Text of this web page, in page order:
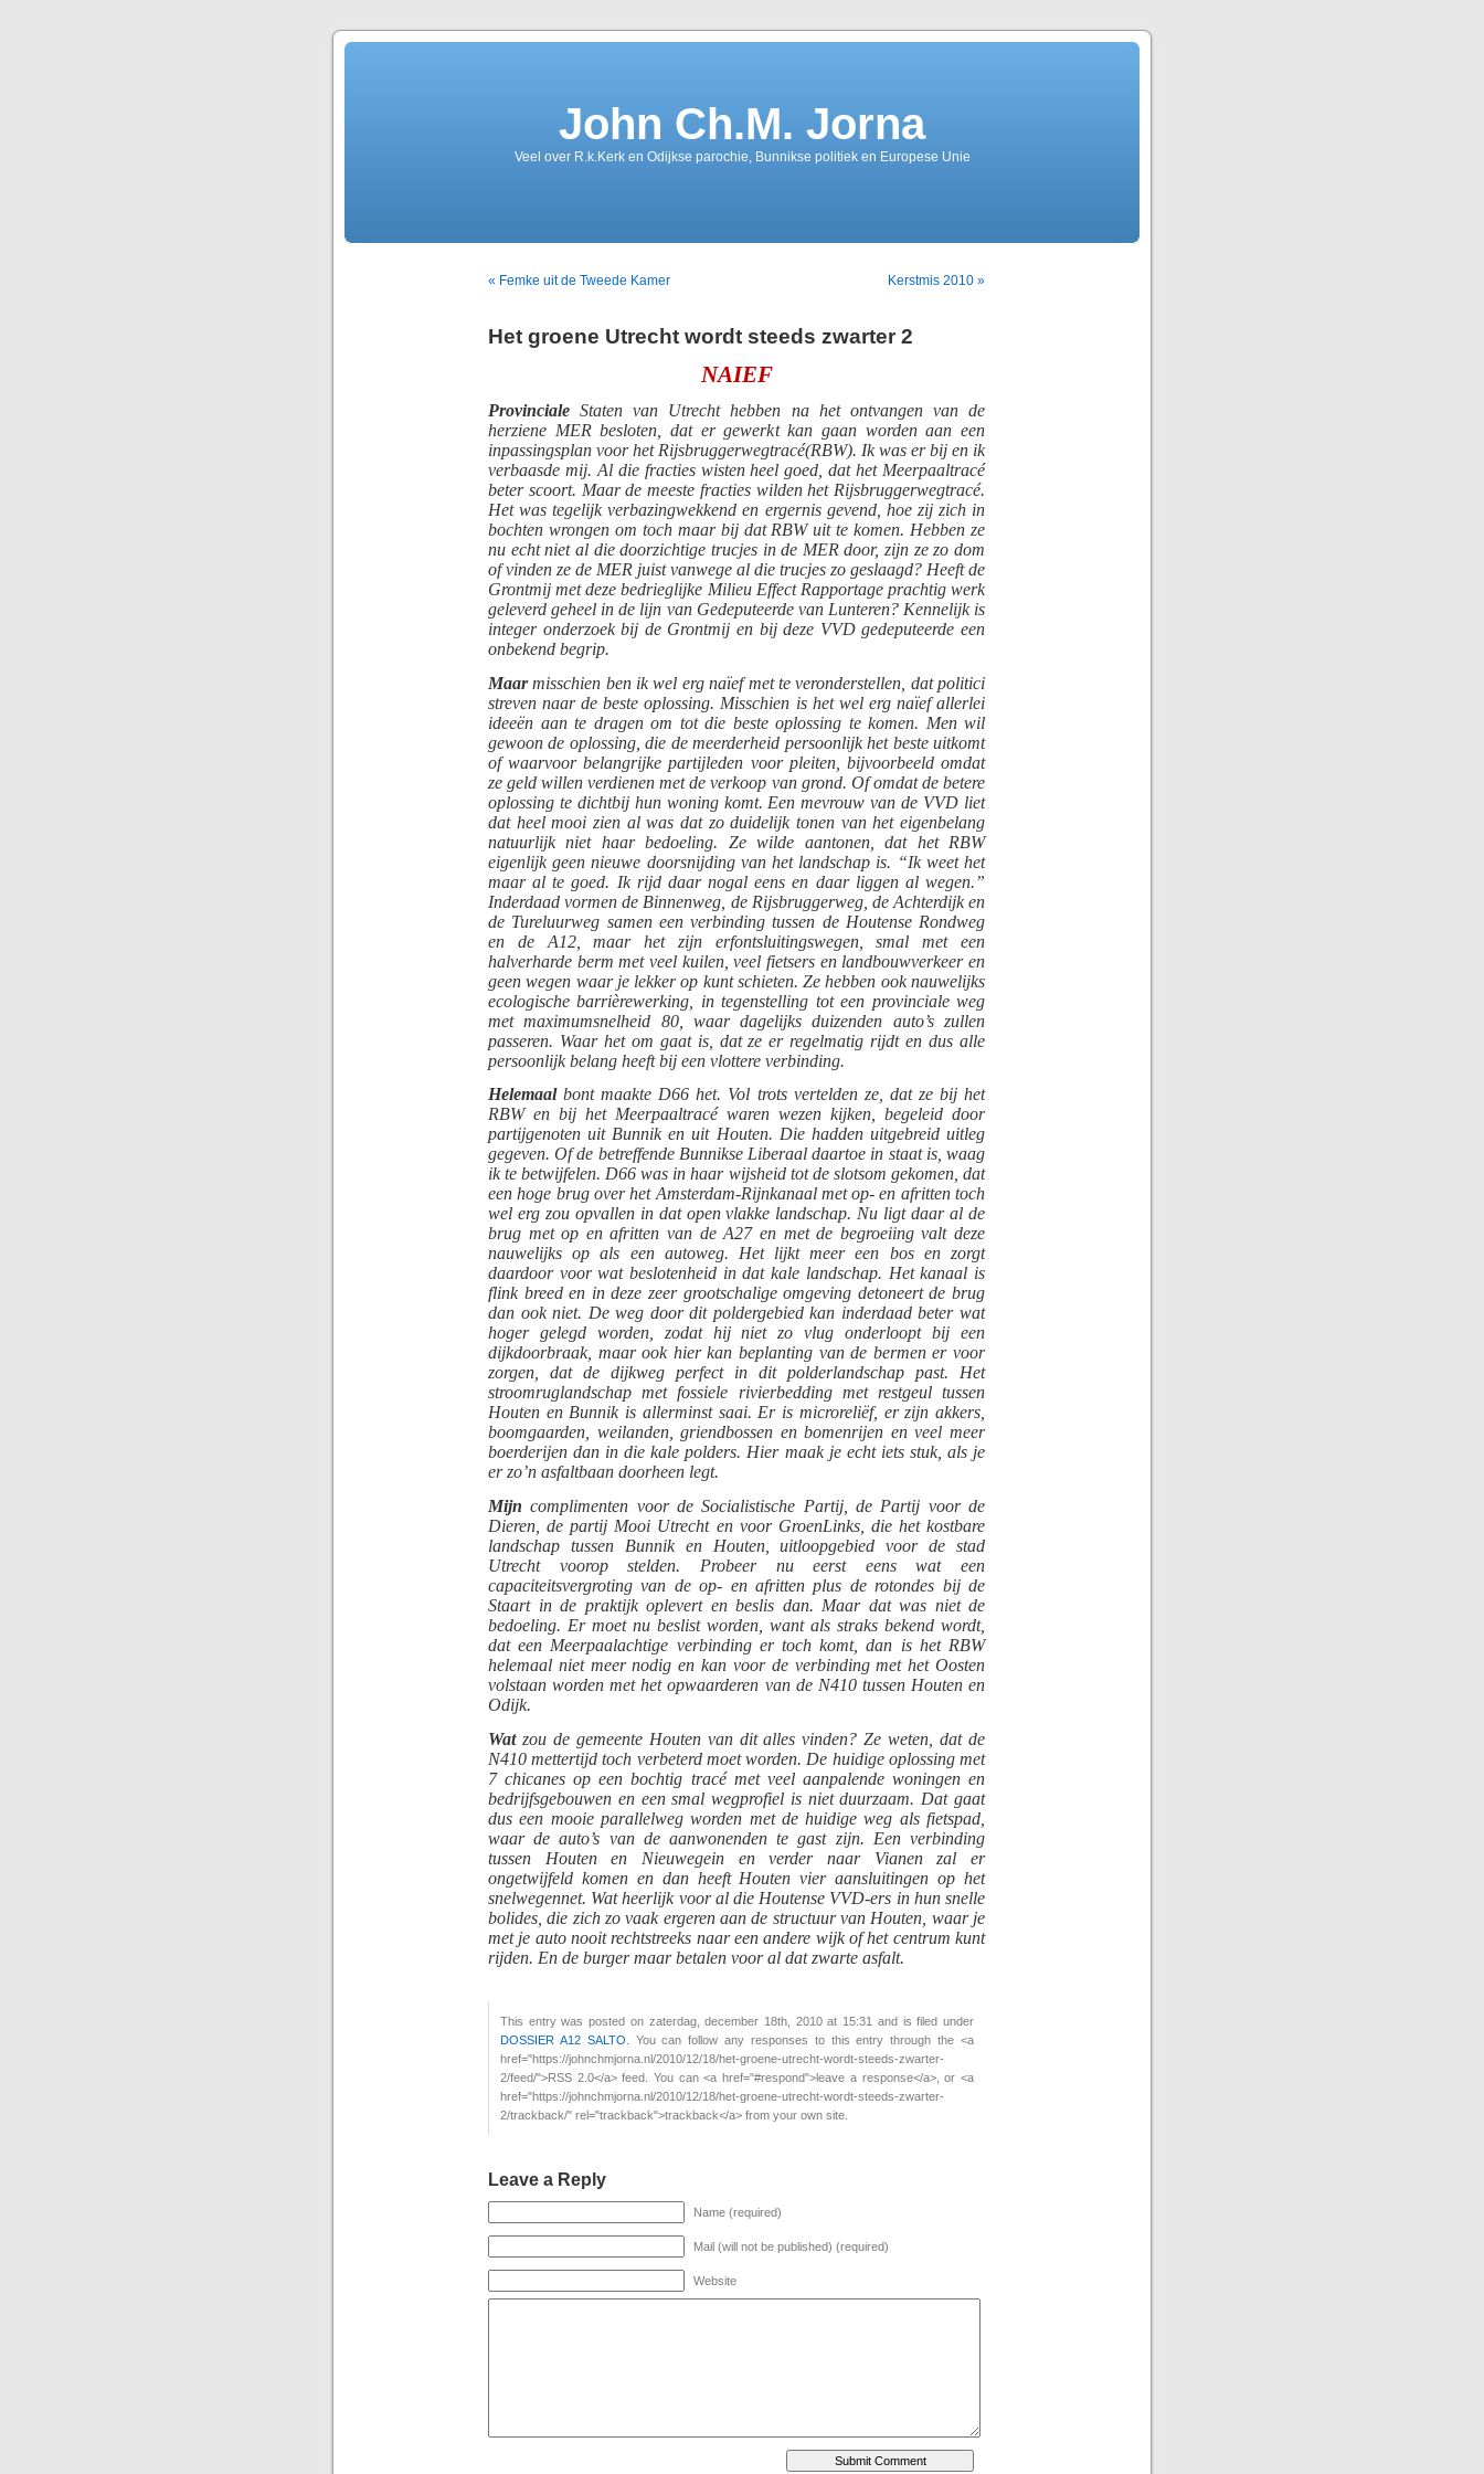
John Ch.M. Jorna
Veel over R.k.Kerk en Odijkse parochie, Bunnikse politiek en Europese Unie
« Femke uit de Tweede Kamer Kerstmis 2010 »
Het groene Utrecht wordt steeds zwarter 2
NAIEF
Provinciale Staten van Utrecht hebben na het ontvangen van de
herziene MER besloten, dat er gewerkt kan gaan worden aan een
inpassingsplan voor het Rijsbruggerwegtracé(RBW). Ik was er bij en ik
verbaasde mij. Al die fracties wisten heel goed, dat het Meerpaaltracé
beter scoort. Maar de meeste fracties wilden het Rijsbruggerwegtracé.
Het was tegelijk verbazingwekkend en ergernis gevend, hoe zij zich in
bochten wrongen om toch maar bij dat RBW uit te komen. Hebben ze
nu echt niet al die doorzichtige trucjes in de MER door, zijn ze zo dom
of vinden ze de MER juist vanwege al die trucjes zo geslaagd? Heeft de
Grontmij met deze bedrieglijke Milieu Effect Rapportage prachtig werk
geleverd geheel in de lijn van Gedeputeerde van Lunteren? Kennelijk is
integer onderzoek bij de Grontmij en bij deze VVD gedeputeerde een
onbekend begrip.
Maarmisschien ben ik wel erg naïef met te veronderstellen, dat politici
streven naar de beste oplossing. Misschien is het wel erg naïef allerlei
ideeën aan te dragen om tot die beste oplossing te komen. Men wil
gewoon de oplossing, die de meerderheid persoonlijk het beste uitkomt
of waarvoor belangrijke partijleden voor pleiten, bijvoorbeeld omdat
ze geld willen verdienen met de verkoop van grond. Of omdat de betere
oplossing te dichtbij hun woning komt. Een mevrouw van de VVD liet
dat heel mooi zien al was dat zo duidelijk tonen van het eigenbelang
natuurlijk niet haar bedoeling. Ze wilde aantonen, dat het RBW
eigenlijk geen nieuwe doorsnijding van het landschap is. “Ik weet het
maar al te goed. Ik rijd daar nogal eens en daar liggen al wegen.”
Inderdaad vormen de Binnenweg, de Rijsbruggerweg, de Achterdijk en
de Tureluurweg samen een verbinding tussen de Houtense Rondweg
en de A12, maar het zijn erfontsluitingswegen, smal met een
halverharde berm met veel kuilen, veel fietsers en landbouwverkeer en
geen wegen waar je lekker op kunt schieten. Ze hebben ook nauwelijks
ecologische barrièrewerking, in tegenstelling tot een provinciale weg
met maximumsnelheid 80, waar dagelijks duizenden auto’s zullen
passeren. Waar het om gaat is, dat ze er regelmatig rijdt en dus alle
persoonlijk belang heeft bij een vlottere verbinding.
Helemaalbont maakte D66 het. Vol trots vertelden ze, dat ze bij het
RBW en bij het Meerpaaltracé waren wezen kijken, begeleid door
partijgenoten uit Bunnik en uit Houten. Die hadden uitgebreid uitleg
gegeven. Of de betreffende Bunnikse Liberaal daartoe in staat is, waag
ik te betwijfelen. D66 was in haar wijsheid tot de slotsom gekomen, dat
een hoge brug over het Amsterdam-Rijnkanaal met op- en afritten toch
wel erg zou opvallen in dat open vlakke landschap. Nu ligt daar al de
brug met op en afritten van de A27 en met de begroeiing valt deze
nauwelijks op als een autoweg. Het lijkt meer een bos en zorgt
daardoor voor wat beslotenheid in dat kale landschap. Het kanaal is
flink breed en in deze zeer grootschalige omgeving detoneert de brug
dan ook niet. De weg door dit poldergebied kan inderdaad beter wat
hoger gelegd worden, zodat hij niet zo vlug onderloopt bij een
dijkdoorbraak, maar ook hier kan beplanting van de bermen er voor
zorgen, dat de dijkweg perfect in dit polderlandschap past. Het
stroomruglandschap met fossiele rivierbedding met restgeul tussen
Houten en Bunnik is allerminst saai. Er is microreliëf, er zijn akkers,
boomgaarden, weilanden, griendbossen en bomenrijen en veel meer
boerderijen dan in die kale polders. Hier maak je echt iets stuk, als je
er zo’n asfaltbaan doorheen legt.
Mijn complimenten voor de Socialistische Partij, de Partij voor de
Dieren, de partij Mooi Utrecht en voor GroenLinks, die het kostbare
landschap tussen Bunnik en Houten, uitloopgebied voor de stad
Utrecht voorop stelden. Probeer nu eerst eens wat een
capaciteitsvergroting van de op- en afritten plus de rotondes bij de
Staart in de praktijk oplevert en beslis dan. Maar dat was niet de
bedoeling. Er moet nu beslist worden, want als straks bekend wordt,
dat een Meerpaalachtige verbinding er toch komt, dan is het RBW
helemaal niet meer nodig en kan voor de verbinding met het Oosten
volstaan worden met het opwaarderen van de N410 tussen Houten en
Odijk.
Watzou de gemeente Houten van dit alles vinden? Ze weten, dat de
N410 mettertijd toch verbeterd moet worden. De huidige oplossing met
7 chicanes op een bochtig tracé met veel aanpalende woningen en
bedrijfsgebouwen en een smal wegprofiel is niet duurzaam. Dat gaat
dus een mooie parallelweg worden met de huidige weg als fietspad,
waar de auto’s van de aanwonenden te gast zijn. Een verbinding
tussen Houten en Nieuwegein en verder naar Vianen zal er
ongetwijfeld komen en dan heeft Houten vier aansluitingen op het
snelwegennet. Wat heerlijk voor al die Houtense VVD-ers in hun snelle
bolides, die zich zo vaak ergeren aan de structuur van Houten, waar je
met je auto nooit rechtstreeks naar een andere wijk of het centrum kunt
rijden. En de burger maar betalen voor al dat zwarte asfalt.
This entry was posted on zaterdag, december 18th, 2010 at 15:31 and is filed under
DOSSIER A12 SALTO . You can follow any responses to this entry through the <a
href="https://johnchmjorna.nl/2010/12/18/het-groene-utrecht-wordt-steeds-zwarter-
2/feed/">RSS 2.0</a> feed. You can <a href="#respond">leave a response</a>, or <a
href="https://johnchmjorna.nl/2010/12/18/het-groene-utrecht-wordt-steeds-zwarter-
2/trackback/" rel="trackback">trackback</a> from your own site.
Leave a Reply
Name (required)
Mail (will not be published) (required)
Website